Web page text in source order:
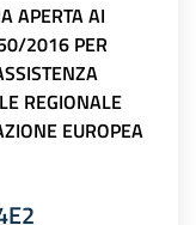
APERTA AI
2016 PER
REGIONALE
EUROPEA